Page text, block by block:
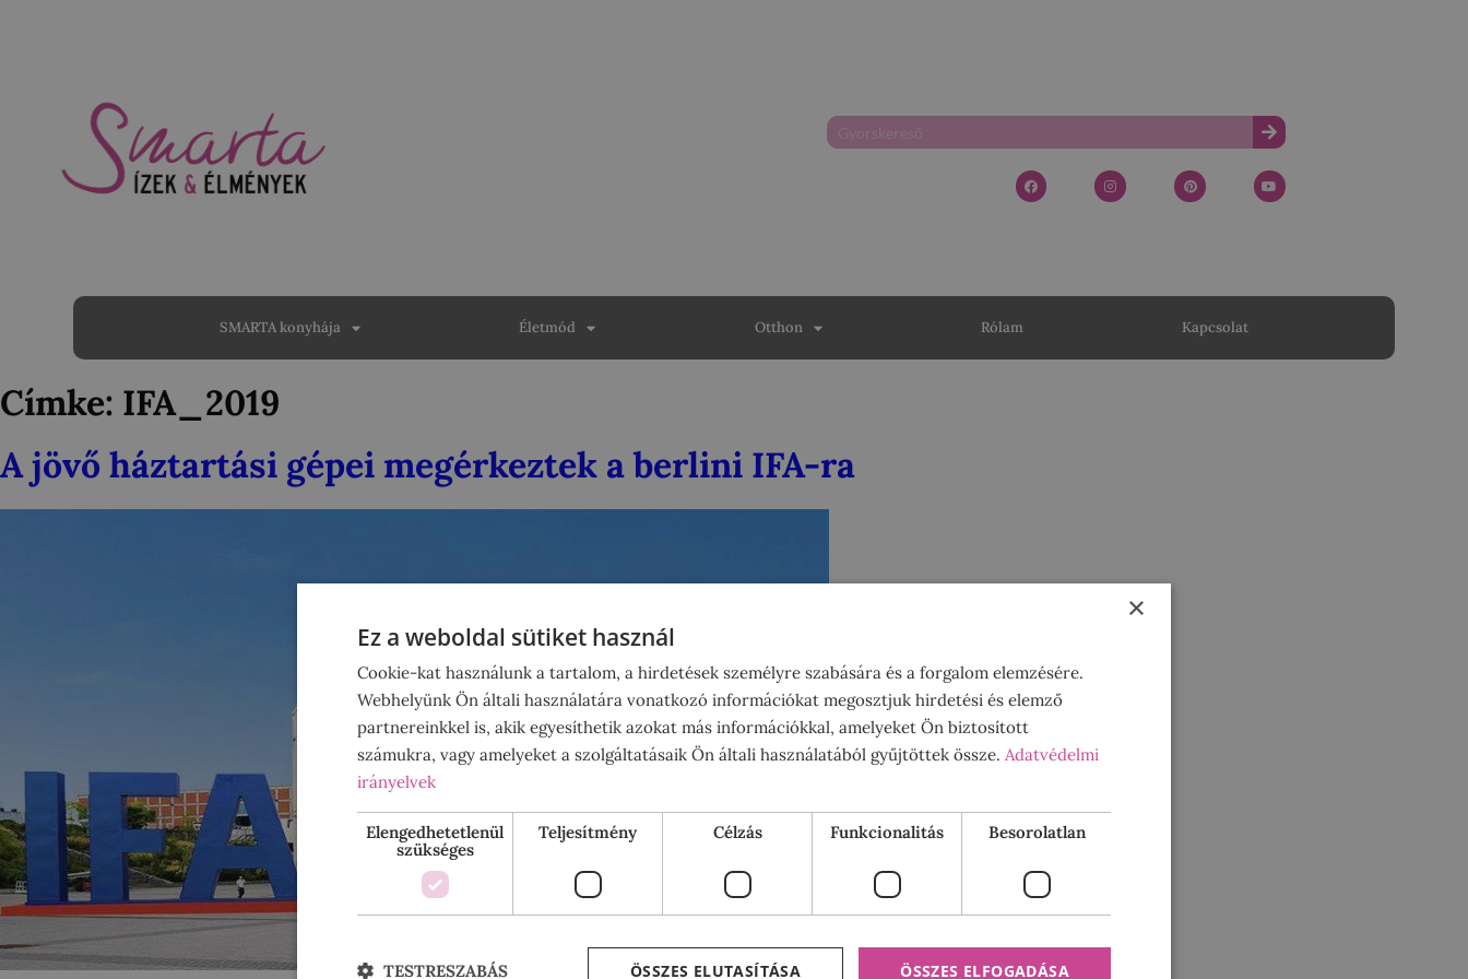
SMARTA konyhája Életmód Otthon Rólam Kapcsolat
Címke: IFA_2019
A jövő háztartási gépei megérkeztek a berlini IFA-ra
×
Ez a weboldal sütiket használ
Cookie-kat használunk a tartalom, a hirdetések személyre szabására és a forgalom elemzésére.
Webhelyünk Ön általi használatára vonatkozó információkat megosztjuk hirdetési és elemző
partnereinkkel is, akik egyesíthetik azokat más információkkal, amelyeket Ön biztosított
számukra, vagy amelyeket a szolgáltatásaik Ön általi használatából gyűjtöttek össze. Adatvédelmi
irányelvek
Elengedhetetlenül
szükséges
Teljesítmény Célzás Funkcionalitás Besorolatlan
ÖSSZES ELFOGADÁSA
ÖSSZES ELUTASÍTÁSA
TESTRESZABÁS